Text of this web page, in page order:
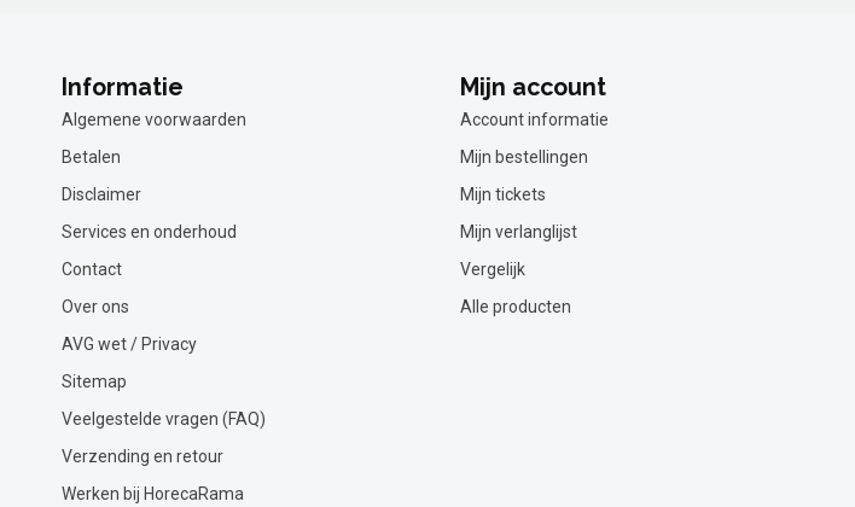
Informatie
Algemene voorwaarden
Betalen
Disclaimer
Services en onderhoud
Contact
Over ons
AVG wet / Privacy
Sitemap
Veelgestelde vragen (FAQ)
Verzending en retour
Werken bij HorecaRama
Mijn account
Account informatie
Mijn bestellingen
Mijn tickets
Mijn verlanglijst
Vergelijk
Alle producten